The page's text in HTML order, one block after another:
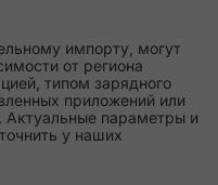
импорту, могут
от региона
типом зарядного
приложений или
Актуальные параметры и
у наших